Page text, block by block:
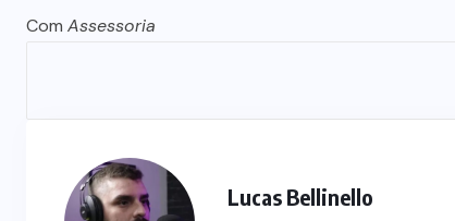
Com Assessoria
Lucas Bellinello